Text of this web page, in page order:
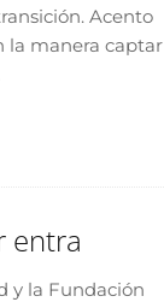
Acento
la manera captar
entra
y la Fundación